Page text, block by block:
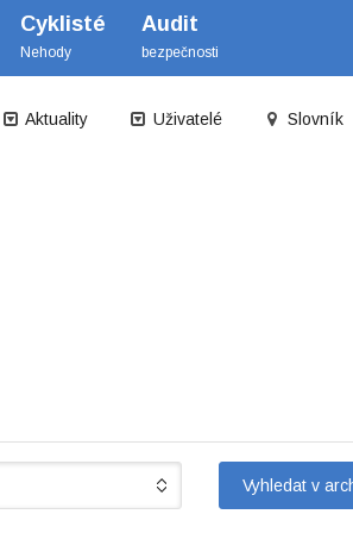
Cyklisté
Nehody
Audit
bezpečnosti
Aktuality Uživatelé Slovník